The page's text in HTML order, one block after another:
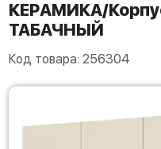
КЕРАМИКА/
ТАБАЧНЫЙ
Код товара: 256304